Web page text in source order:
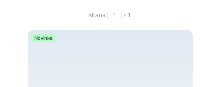
strana z 1
Novinka